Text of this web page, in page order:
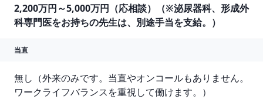
2,200万円～5,000万円（応相談）（※泌尿器科、形成外
科専門医をお持ちの先生は、別途手当を支給。）
当直
無し（外来のみです。当直やオンコールもありません。
ワークライフバランスを重視して働けます。）